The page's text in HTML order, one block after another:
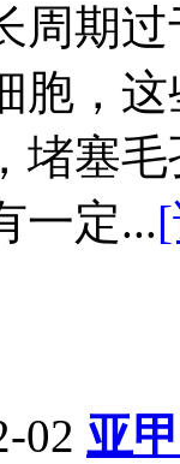
周期
胞，
堵塞
一定...
02 亚